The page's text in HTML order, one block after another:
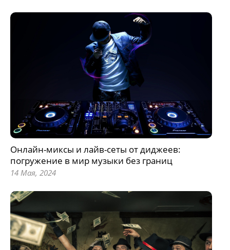
Онлайн-миксы и лайв-сеты от диджеев:
погружение в мир музыки без границ
14 Мая, 2024